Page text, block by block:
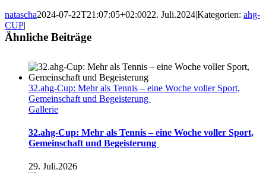
natascha2024-07-22T21:07:05+02:0022. Juli.2024|Kategorien: ahg-
CUP|
Ähnliche Beiträge
32.ahg-Cup: Mehr als Tennis – eine Woche voller Sport,
Gemeinschaft und Begeisterung
Gallerie
32.ahg-Cup: Mehr als Tennis – eine Woche voller Sport,
Gemeinschaft und Begeisterung
29. Juli.2026